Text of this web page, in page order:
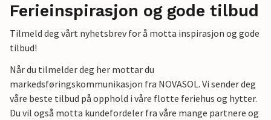
Ferieinspirasjon og gode tilbud
Tilmeld deg vårt nyhetsbrev for å motta inspirasjon og gode
tilbud!
Når du tilmelder deg her mottar du
markedsføringskommunikasjon fra NOVASOL. Vi sender deg
våre beste tilbud på opphold i våre flotte feriehus og hytter.
Du vil også motta kundefordeler fra våre mange partnere og